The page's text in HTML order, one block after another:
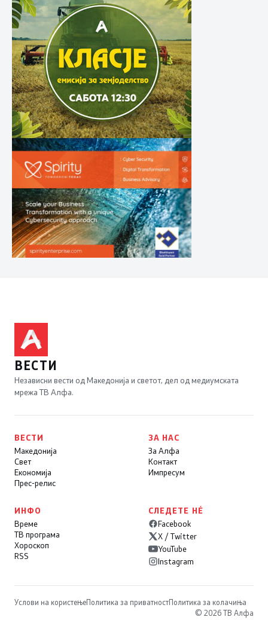
ВЕСТИ
Независни вести од Македонија и светот, дел од медиумската
мрежа ТВ Алфа.
ВЕСТИ
Македонија
Свет
Економија
Прес-релис
ЗА НАС
За Алфа
Контакт
Импресум
ИНФО
Време
ТВ програма
Хороскоп
RSS
СЛЕДЕТЕ НÉ
Facebook
X / Twitter
YouTube
Instagram
Услови на користењеПолитика за приватностПолитика за колачиња
© 2026 ТВ Алфа